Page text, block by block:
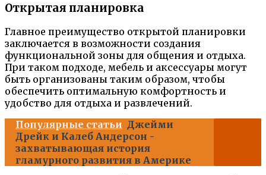
Открытая планировка
Главное преимущество открытой планировки
заключается в возможности создания
функциональной зоны для общения и отдыха.
При таком подходе, мебель и аксессуары могут
быть организованы таким образом, чтобы
обеспечить оптимальную комфортность и
удобство для отдыха и развлечений.
Популярные статьи Джейми
Дрейк и Калеб Андерсон -
захватывающая история
гламурного развития в Америке